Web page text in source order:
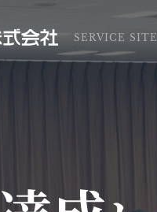
SERVICE SITE